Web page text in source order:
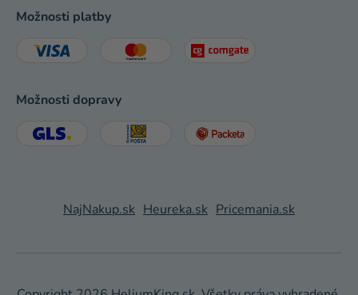
Možnosti platby
Možnosti dopravy
NajNakup.sk Heureka.sk Pricemania.sk